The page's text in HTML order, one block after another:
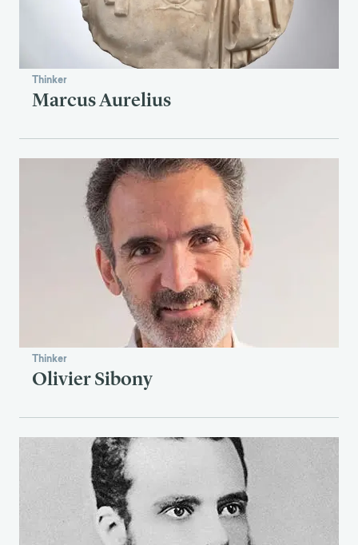
Thinker
Marcus Aurelius
Thinker
Olivier Sibony